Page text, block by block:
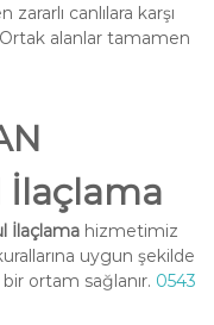
canlılara karşı
alanlar tamamen
İlaçlama
İlaçlamahizmetimiz
uygun şekilde
ortam sağlanır. 0543